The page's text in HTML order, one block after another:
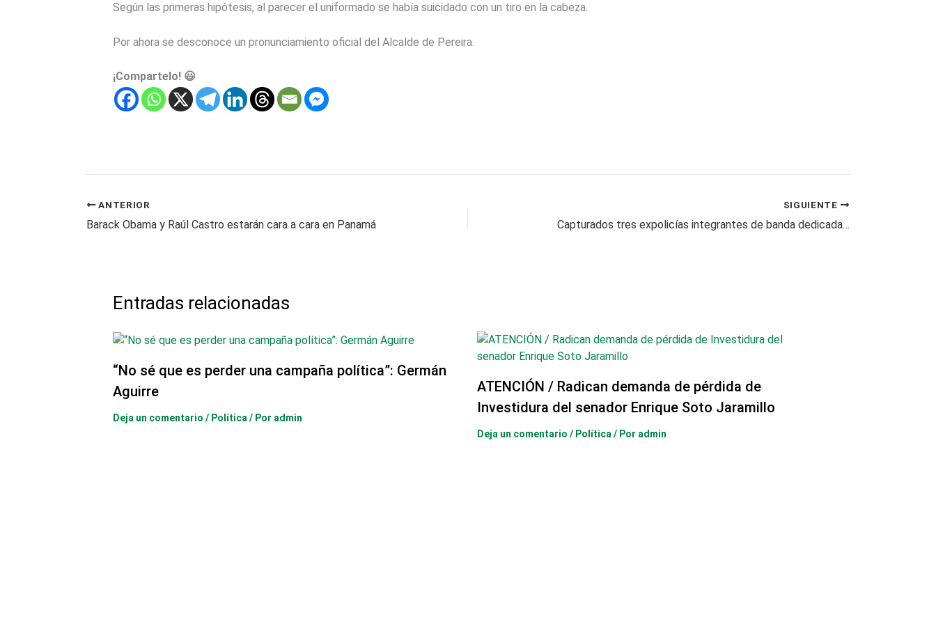
Según las primeras hipótesis, al parecer el uniformado se había suicidado con un tiro en la cabeza.
Por ahora se desconoce un pronunciamiento oficial del Alcalde de Pereira.
¡Compartelo! 😃
ANTERIOR
Barack Obama y Raúl Castro estarán cara a cara en Panamá
SIGUIENTE
Capturados tres expolicías integrantes de banda dedicada al fleteo
Entradas relacionadas
“No sé que es perder una campaña política”: Germán
Aguirre
Deja un comentario / Política / Por admin
ATENCIÓN / Radican demanda de pérdida de
Investidura del senador Enrique Soto Jaramillo
Deja un comentario / Política / Por admin